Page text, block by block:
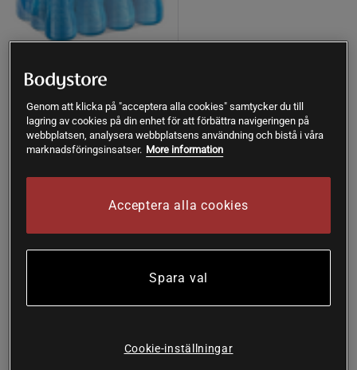
12 x Powerade 50 cl 2 kr pant
Powerade
Pant är inkluderat.
Genom att klicka på "acceptera alla cookies" samtycker du till
lagring av cookies på din enhet för att förbättra navigeringen på
webbplatsen, analysera webbplatsens användning och bistå i våra
marknadsföringsinsatser. More information
Acceptera alla cookies
Spara val
Cookie-inställningar